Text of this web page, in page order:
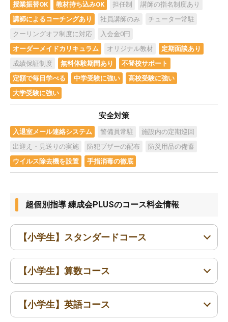
授業振替OK
教材持ち込みOK 担任制
講師の指名制度あり
講師によるコーチングあり
社員講師のみ
チューター常駐
クーリングオフ制度に対応
入会金0円
オーダーメイドカリキュラム
オリジナル教材
定期面談あり
成績保証制度
無料体験期間あり
不登校サポート
定額で毎日学べる
中学受験に強い
高校受験に強い
大学受験に強い
安全対策
入退室メール連絡システム 警備員常駐
施設内の定期巡回
出迎え・見送りの実施
防犯ブザーの配布
防災用品の備蓄
ウイルス除去機を設置
手指消毒の徹底
超個別指導 練成会PLUSのコース料金情報
【小学生】スタンダードコース
小4〜小6
【小学生】算数コース
小4〜小6
【小学生】英語コース